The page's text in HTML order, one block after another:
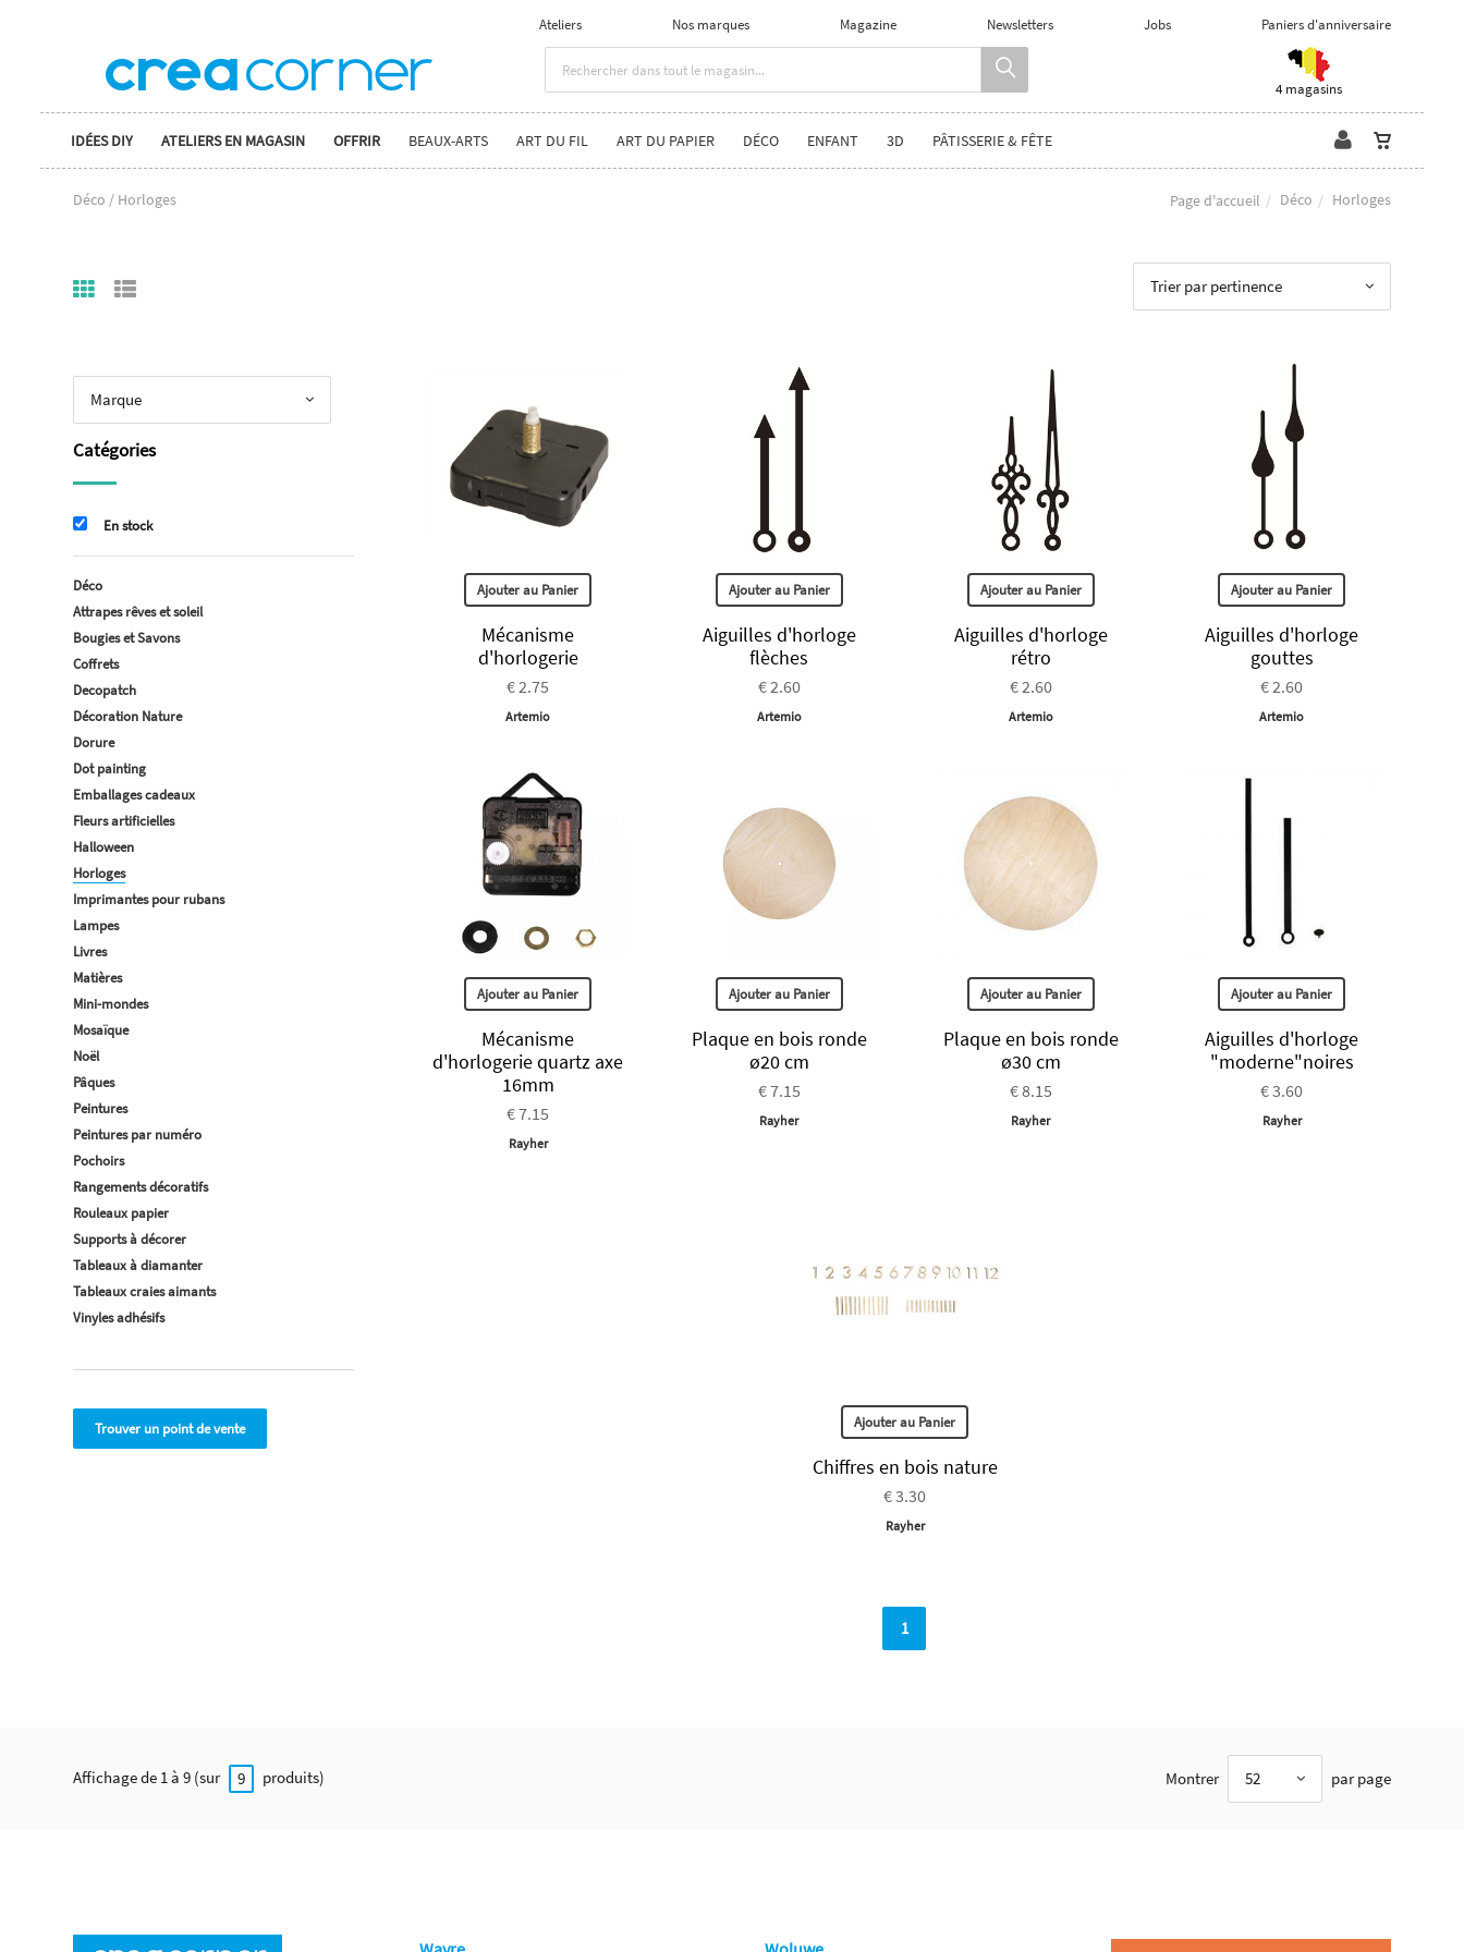
Ateliers Nos marques Magazine Newsletters Jobs Paniers d'anniversaire
4 magasins
IDÉES DIY ATELIERS EN MAGASIN OFFRIR BEAUX-ARTS ART DU FIL ART DU PAPIER DÉCO ENFANT 3D PÂTISSERIE & FÊTE
Déco / Horloges Page d'accueil Déco Horloges
Trier par pertinence
Ajouter au Panier
Mécanisme
d'horlogerie
€ 2.75
Artemio
Ajouter au Panier
Aiguilles d'horloge
flèches
€ 2.60
Artemio
Ajouter au Panier
Aiguilles d'horloge
rétro
€ 2.60
Artemio
Ajouter au Panier
Aiguilles d'horloge
gouttes
€ 2.60
Artemio
Ajouter au Panier
Mécanisme
d'horlogerie quartz axe
16mm
€ 7.15
Rayher
Ajouter au Panier
Plaque en bois ronde
ø20 cm
€ 7.15
Rayher
Ajouter au Panier
Plaque en bois ronde
ø30 cm
€ 8.15
Rayher
Ajouter au Panier
Aiguilles d'horloge
"moderne"noires
€ 3.60
Rayher
Ajouter au Panier
Chiffres en bois nature
€ 3.30
Rayher
1
Marque
Catégories
En stock
Déco
Attrapes rêves et soleil
Bougies et Savons
Coffrets
Decopatch
Décoration Nature
Dorure
Dot painting
Emballages cadeaux
Fleurs artificielles
Halloween
Horloges
Imprimantes pour rubans
Lampes
Livres
Matières
Mini-mondes
Mosaïque
Noël
Pâques
Peintures
Peintures par numéro
Pochoirs
Rangements décoratifs
Rouleaux papier
Supports à décorer
Tableaux à diamanter
Tableaux craies aimants
Vinyles adhésifs
Trouver un point de vente
Affichage de 1 à 9 (sur 9 produits) Montrer 52 par page